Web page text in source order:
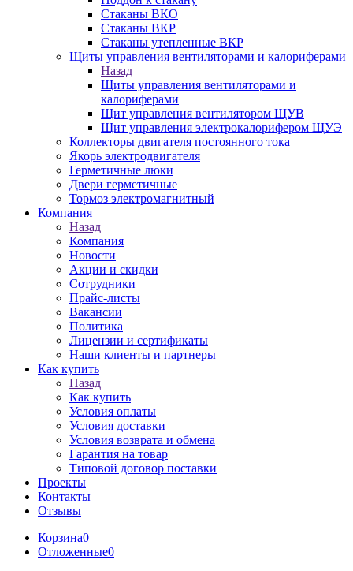
Стаканы ВКО
Стаканы ВКР
Стаканы утепленные ВКР
Щиты управления вентиляторами и калориферами
Назад
Щиты управления вентиляторами и
калориферами
Щит управления вентилятором ЩУВ
Щит управления электрокалорифером ЩУЭ
Коллекторы двигателя постоянного тока
Якорь электродвигателя
Герметичные люки
Двери герметичные
Тормоз электромагнитный
Компания
Назад
Компания
Новости
Акции и скидки
Сотрудники
Прайс-листы
Вакансии
Политика
Лицензии и сертификаты
Наши клиенты и партнеры
Как купить
Назад
Как купить
Условия оплаты
Условия доставки
Условия возврата и обмена
Гарантия на товар
Типовой договор поставки
Проекты
Контакты
Отзывы
Корзина0
Отложенные0